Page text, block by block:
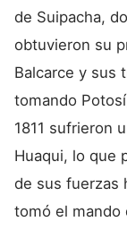
de Suipacha,
obtuvieron su
Balcarce y sus
tomando
1811 sufrieron
Huaqui, lo que
de sus fuerzas
tomó el mando